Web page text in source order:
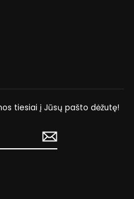
tiesiai į Jūsų pašto dėžutę!